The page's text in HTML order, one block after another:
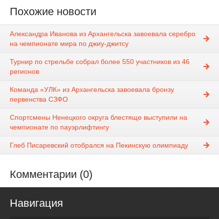
Похожие новости
Александра Иванова из Архангельска завоевала серебро
на чемпионате мира по джиу-джитсу
Турнир по стрельбе собрал более 550 участников из 46
регионов
Команда «УЛК» из Архангельска завоевала бронзу
первенства СЗФО
Спортсмены Ненецкого округа блестяще выступили на
чемпионате по пауэрлифтингу
Глеб Писаревский отобрался на Пекинскую олимпиаду
Комментарии (0)
Навигация